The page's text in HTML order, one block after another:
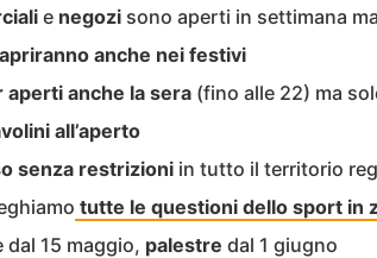
e negozi sono aperti in settimana
anche nei festivi
aperti anche la sera (fino alle 22) ma
all’aperto
senza restrizioni in tutto il territorio
tutte le questioni dello sport in
dal 15 maggio, palestre dal 1 giugno